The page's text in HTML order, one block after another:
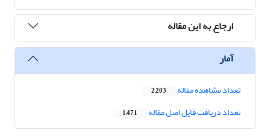
ارجاع به این مقاله
آمار
تعداد مشاهده مقاله 2,203
تعداد دریافت فایل اصل مقاله 1,471